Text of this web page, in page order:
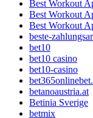
Best Workout
Best Workout
Best Workout
beste-
bet10
bet10 casino
bet10-casino
betanoaustria.at
Betinia Sverige
betmix